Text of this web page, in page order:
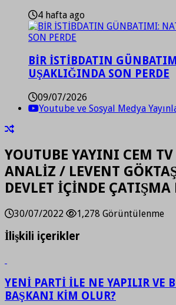
4 hafta ago
BİR İSTİBDATIN
UŞAKLIĞINDA SON PERDE
09/07/2026
Youtube ve Sosyal Medya
YOUTUBE YAYINI CEM TV
ANALİZ / LEVENT
DEVLET İÇİNDE
30/07/2022 1,278 Görüntülenme
İlişkili içerikler
YENİ PARTİ İLE NE YAPILIR VE
BAŞKANI KİM OLUR?